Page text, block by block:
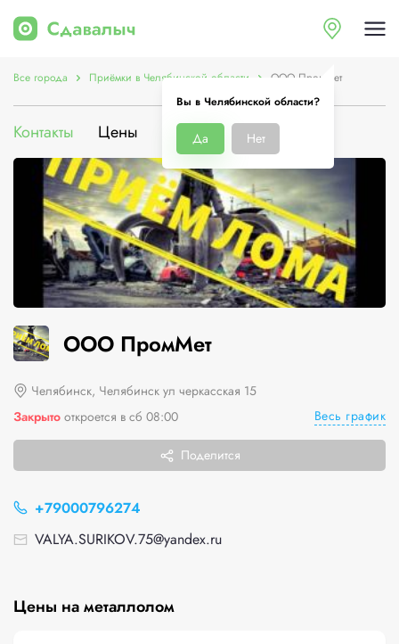
Вы в Челябинской области?
Да Нет
Все города Приёмки в Челябинской области ООО ПромМет
Контакты Цены Услуги О компании
ООО ПромМет
Челябинск, Челябинск ул черкасская 15
Закрыто откроется в сб 08:00 Весь график
Поделится
+79000796274
VALYA.SURIKOV.75@yandex.ru
Цены на металлолом